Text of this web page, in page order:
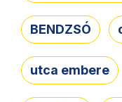
BENDZSÓ
utca embere